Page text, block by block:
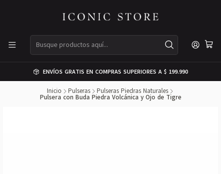
ENVÍOS GRATIS EN COMPRAS SUPERIORES A $ 199.990
Inicio Pulseras Pulseras Piedras Naturales
Pulsera con Buda Piedra Volcánica y Ojo de Tigre